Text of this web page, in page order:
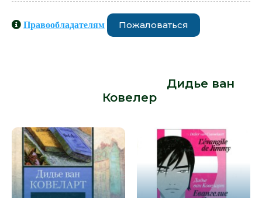
Правообладателям Пожаловаться
Дидье ван
Ковелер